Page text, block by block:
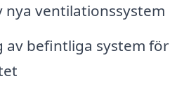
nya ventilationssystem
av befintliga system för